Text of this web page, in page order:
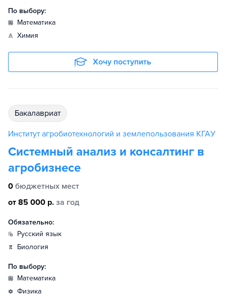
По выбору:
математика
химия
Хочу поступить
бакалавриат
Институт агробиотехнологий и землепользования КГАУ
Системный анализ и консалтинг в
агробизнесе
0 бюджетных мест
от 85 000 р. за год
Обязательно:
русский язык
биология
По выбору:
математика
физика